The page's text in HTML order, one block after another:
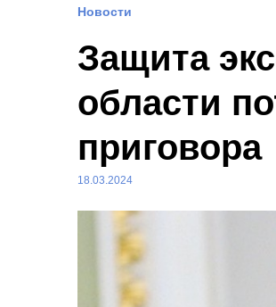
Новости
Защита
области
приговора
18.03.2024